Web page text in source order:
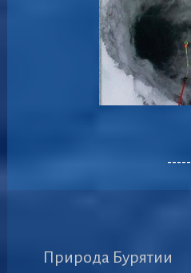
-----
Природа Бурятии